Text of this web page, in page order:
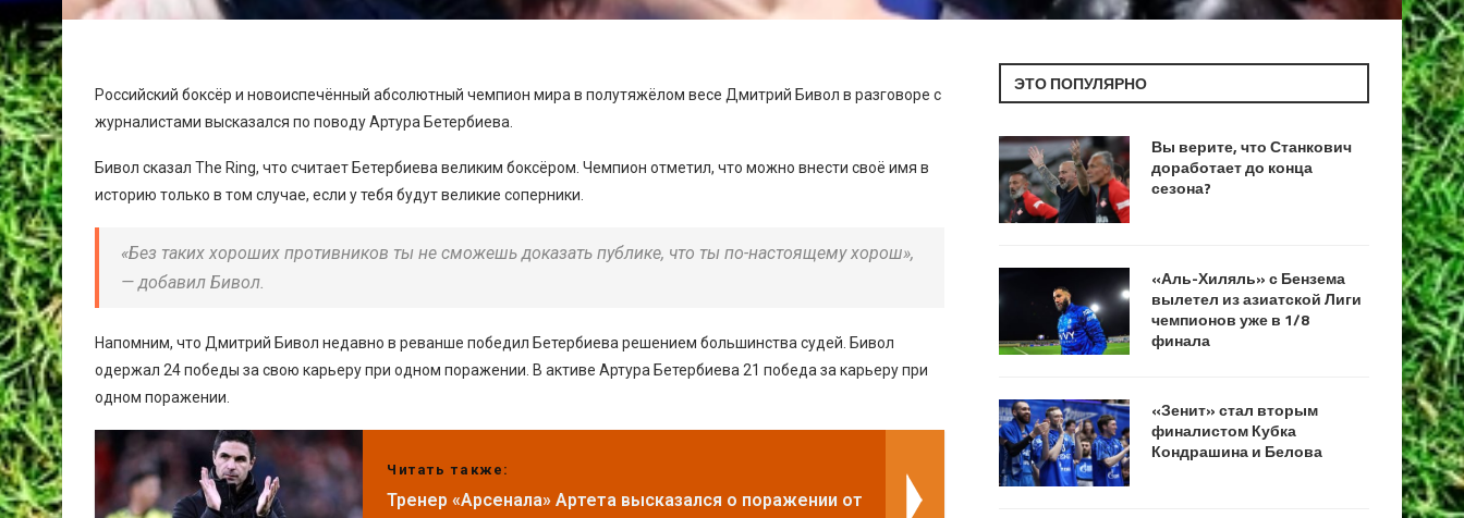
Российский боксёр и новоиспечённый абсолютный чемпион мира в полутяжёлом весе Дмитрий Бивол в разговоре с
журналистами высказался по поводу Артура Бетербиева.
Бивол сказал The Ring, что считает Бетербиева великим боксёром. Чемпион отметил, что можно внести своё имя в
историю только в том случае, если у тебя будут великие соперники.
«Без таких хороших противников ты не сможешь доказать публике, что ты по-настоящему хорош»,
— добавил Бивол.
Напомним, что Дмитрий Бивол недавно в реванше победил Бетербиева решением большинства судей. Бивол
одержал 24 победы за свою карьеру при одном поражении. В активе Артура Бетербиева 21 победа за карьеру при
одном поражении.
Читать также:
Тренер «Арсенала» Артета высказался о поражении от
ЭТО ПОПУЛЯРНО
Вы верите, что Станкович
доработает до конца
сезона?
«Аль-Хиляль» с Бензема
вылетел из азиатской Лиги
чемпионов уже в 1/8
финала
«Зенит» стал вторым
финалистом Кубка
Кондрашина и Белова